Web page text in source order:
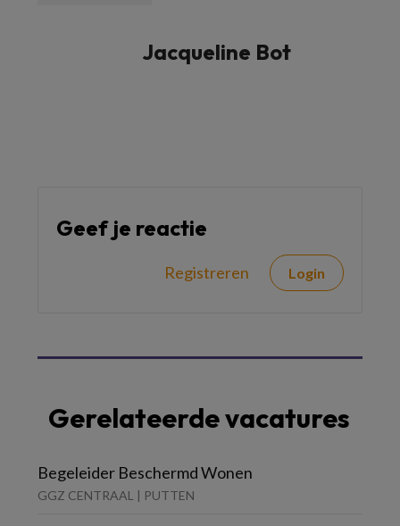
Jacqueline Bot
Geef je reactie
Registreren Login
Gerelateerde vacatures
Begeleider Beschermd Wonen
GGZ CENTRAAL | PUTTEN